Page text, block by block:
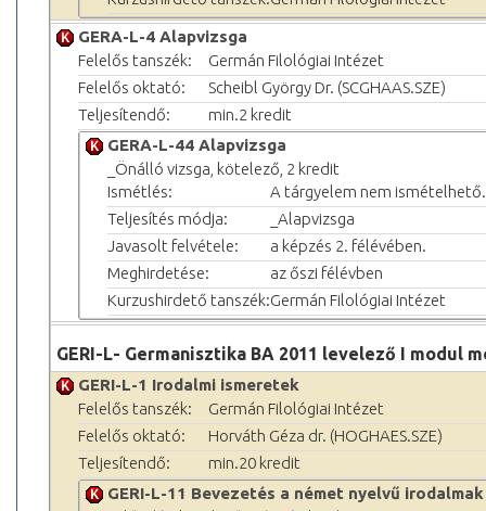
GERA-L-4 Alapvizsga
Felelős tanszék:
Germán Filológiai Intézet
Felelős oktató:
Scheibl György Dr. (SCGHAAS.SZE)
Teljesítendő:
min.2 kredit
GERA-L-44 Alapvizsga
_Önálló vizsga, kötelező, 2 kredit
Ismétlés:
A tárgyelem nem ismételhető.
Teljesítés módja:
_Alapvizsga
Javasolt felvétele:
a képzés 2. félévében.
Meghirdetése:
az őszi félévben
Kurzushirdető tanszék:Germán Filológiai Intézet
GERI-L- Germanisztika BA 2011 levelező I modul
GERI-L-1 Irodalmi ismeretek
Felelős tanszék:
Germán Filológiai Intézet
Felelős oktató:
Horváth Géza dr. (HOGHAES.SZE)
Teljesítendő:
min.20 kredit
GERI-L-11 Bevezetés a német nyelvű